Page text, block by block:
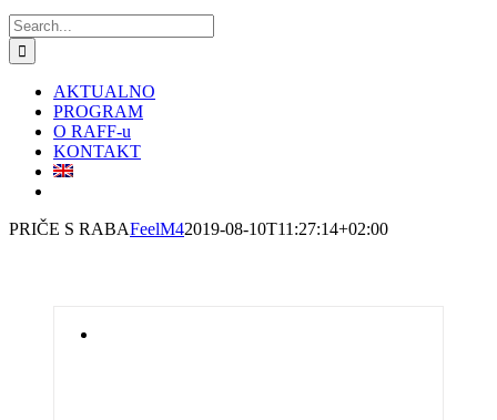
Search
for:
AKTUALNO
PROGRAM
O RAFF-u
KONTAKT
PRIČE S RABAFeelM42019-08-10T11:27:14+02:00